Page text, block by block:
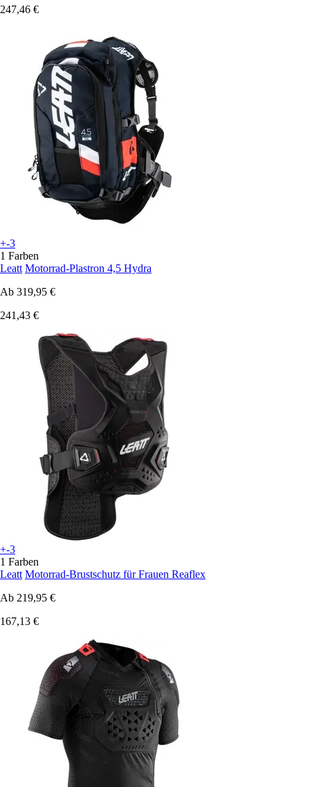
247,46 €
+-3
1 Farben
Leatt Motorrad-Plastron 4,5 Hydra
Ab 319,95 €
241,43 €
+-3
1 Farben
Leatt Motorrad-Brustschutz für Frauen Reaflex
Ab 219,95 €
167,13 €